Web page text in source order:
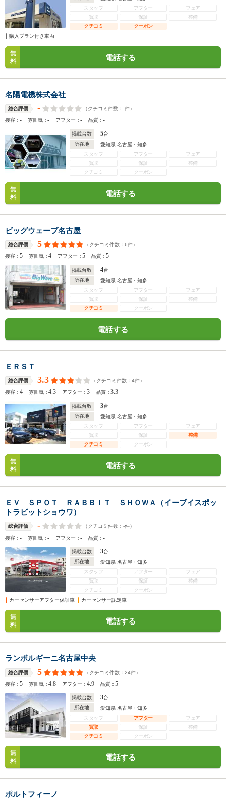
スタッフ
アフター
フェア
買取
保証
整備
クチコミ
クーポン
購入プラン付き車両
無
料
電話する
名陽電機株式会社
総合評価 - （クチコミ件数： -件）
接客：- 雰囲気：- アフター：- 品質：-
掲載台数 5台
所在地
愛知県 名古屋・知多
スタッフ
アフター
フェア
買取
保証
整備
クチコミ
クーポン
無
料
電話する
ビッグウェーブ名古屋
総合評価 5 （クチコミ件数： 6件）
接客：5 雰囲気：4 アフター：5 品質：5
掲載台数 4台
所在地
愛知県 名古屋・知多
スタッフ
アフター
フェア
買取
保証
整備
クチコミ
クーポン
電話する
ＥＲＳＴ
総合評価 3.3 （クチコミ件数： 4件）
接客：4 雰囲気：4.3 アフター：3 品質：3.3
掲載台数 3台
所在地
愛知県 名古屋・知多
スタッフ
アフター
フェア
買取
保証
整備
クチコミ
クーポン
無
料
電話する
ＥＶ ＳＰＯＴ ＲＡＢＢＩＴ ＳＨＯＷＡ（イーブイスポッ
トラビットショウワ）
総合評価 - （クチコミ件数： -件）
接客：- 雰囲気：- アフター：- 品質：-
掲載台数 3台
所在地
愛知県 名古屋・知多
スタッフ
アフター
フェア
買取
保証
整備
クチコミ
クーポン
カーセンサーアフター保証車
カーセンサー認定車
無
料
電話する
ランボルギーニ名古屋中央
総合評価 5 （クチコミ件数： 24件）
接客：5 雰囲気：4.8 アフター：4.9 品質：5
掲載台数 3台
所在地
愛知県 名古屋・知多
スタッフ
アフター
フェア
買取
保証
整備
クチコミ
クーポン
無
料
電話する
ポルトフィーノ